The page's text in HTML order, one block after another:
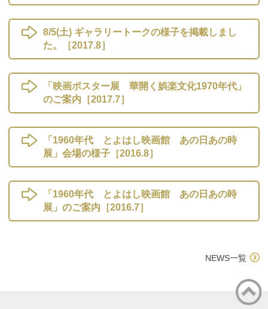
8/5(土) ギャラリートークの様子を掲載しまし
た。［2017.8］
「映画ポスター展 華開く娯楽文化1970年代」
のご案内［2017.7］
「1960年代 とよはし映画館 あの日あの時
展」会場の様子［2016.8］
「1960年代 とよはし映画館 あの日あの時
展」のご案内［2016.7］
NEWS一覧